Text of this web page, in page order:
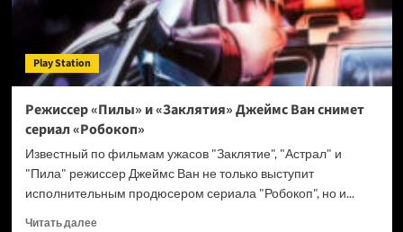
Play Station
Режиссер «Пилы» и «Заклятия» Джеймс Ван снимет
сериал «Робокоп»
Известный по фильмам ужасов "Заклятие", "Астрал" и
"Пила" режиссер Джеймс Ван не только выступит
исполнительным продюсером сериала "Робокоп", но и...
Читать далееПрочитать